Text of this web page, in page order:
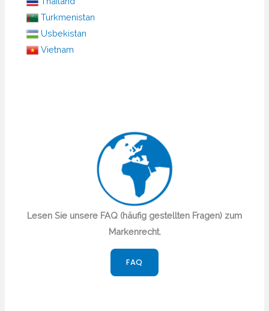
Turkmenistan
Usbekistan
Vietnam
Lesen Sie unsere FAQ (häufig gestellten Fragen) zum
Markenrecht.
FAQ